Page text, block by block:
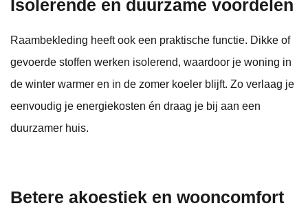
Isolerende en duurzame voordelen
Raambekleding heeft ook een praktische functie. Dikke of
gevoerde stoffen werken isolerend, waardoor je woning in
de winter warmer en in de zomer koeler blijft. Zo verlaag je
eenvoudig je energiekosten én draag je bij aan een
duurzamer huis.
Betere akoestiek en wooncomfort